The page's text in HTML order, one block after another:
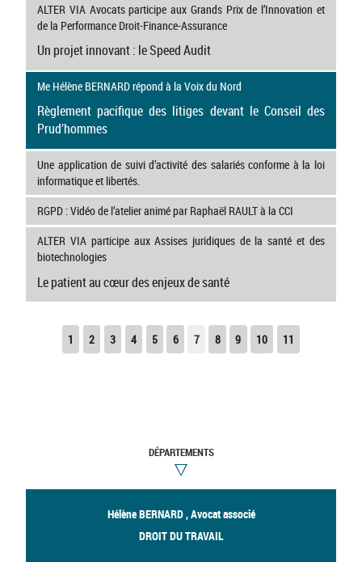
ALTER VIA Avocats participe aux Grands Prix de l’Innovation et
de la Performance Droit-Finance-Assurance
Un projet innovant : le Speed Audit
Me Hélène BERNARD répond à la Voix du Nord
Règlement pacifique des litiges devant le Conseil des
Prud’hommes
Une application de suivi d’activité des salariés conforme à la loi
informatique et libertés.
RGPD : Vidéo de l’atelier animé par Raphaël RAULT à la CCI
ALTER VIA participe aux Assises juridiques de la santé et des
biotechnologies
Le patient au cœur des enjeux de santé
1 2 3 4 5 6 7 8 9 10 11
DÉPARTEMENTS
Hélène BERNARD , Avocat associé
DROIT DU TRAVAIL